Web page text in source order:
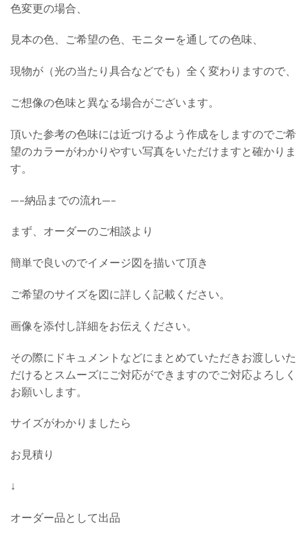
色変更の場合、
見本の色、ご希望の色、モニターを通しての色味、
現物が（光の当たり具合などでも）全く変わりますので、
ご想像の色味と異なる場合がございます。
頂いた参考の色味には近づけるよう作成をしますのでご希
望のカラーがわかりやすい写真をいただけますと確かりま
す。
—–納品までの流れ—–
まず、オーダーのご相談より
簡単で良いのでイメージ図を描いて頂き
ご希望のサイズを図に詳しく記載ください。
画像を添付し詳細をお伝えください。
その際にドキュメントなどにまとめていただきお渡しいた
だけるとスムーズにご対応ができますのでご対応よろしく
お願いします。
サイズがわかりましたら
お見積り
↓
オーダー品として出品